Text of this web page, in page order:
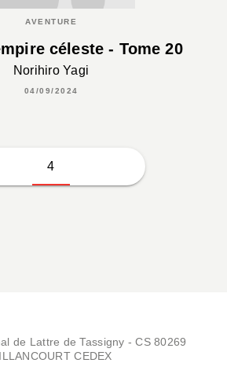
AVENTURE
céleste - Tome 20
Norihiro Yagi
04/09/2024
4
de Lattre de Tassigny - CS 80269
CEDEX